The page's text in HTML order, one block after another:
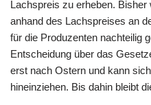
Lachspreis zu erheben.
anhand des Lachspreises an
für die Produzenten nachteilig
Entscheidung über das
erst nach Ostern und kann
hineinziehen. Bis dahin bleibt